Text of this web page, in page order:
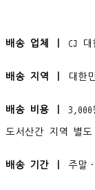
배송 업체 ㅣ CJ 대
배송 지역 ㅣ 대한
배송 비용 ㅣ
도서산간 지역 별
배송 기간 ㅣ 주말